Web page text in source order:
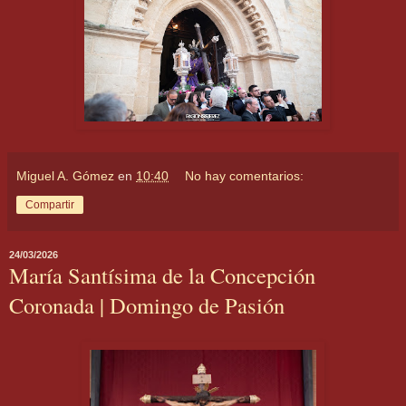
Miguel A. Gómez en 10:40 No hay comentarios:
Compartir
24/03/2026
María Santísima de la Concepción
Coronada | Domingo de Pasión